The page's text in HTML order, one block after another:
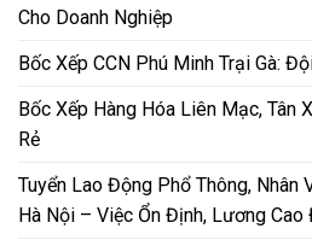
Cho Doanh Nghiệp
Bốc Xếp CCN Phú Minh Trại Gà:
Bốc Xếp Hàng Hóa Liên Mạc, Tân
Rẻ
Tuyển Lao Động Phổ Thông, Nhân
Hà Nội – Việc Ổn Định, Lương Cao